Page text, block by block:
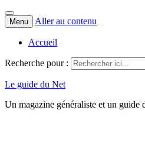
Menu Aller au contenu
Accueil
Recherche pour :
Le guide du Net
Un magazine généraliste et un guide